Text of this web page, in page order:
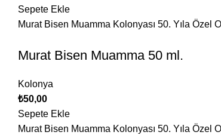
Sepete Ekle
Murat Bisen Muamma Kolonyası 50. Yıla Özel
Murat Bisen Muamma 50 ml.
Kolonya
₺50,00
Sepete Ekle
Murat Bisen Muamma Kolonyası 50. Yıla Özel